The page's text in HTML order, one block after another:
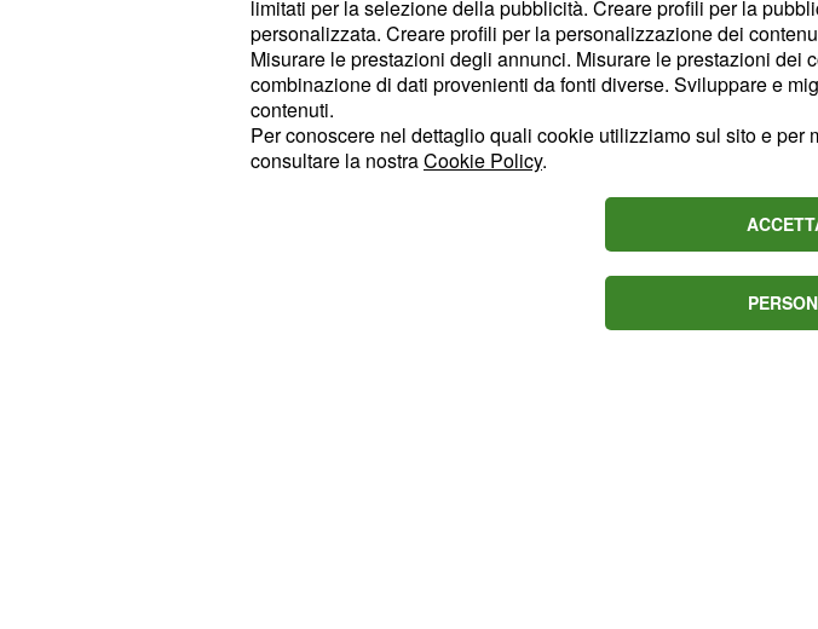
Datamedia poi certificala flessione della Lega Nord. Per il
primo istituto la Lega di Salvini perde lo 0,3 percento,
scendendo al 15,2%, per l'istituto Datamedia invece il partito
di Matteo Salvini è sceso al 14,9% (-0,1 percento rispetto
l'ultima rilevazione, mezzo punto percentuale in meno
limitati per la selezione della pubblicità. Creare profili per la
personalizzata. Creare profili per la personalizzazione dei
Misurare le prestazioni degli annunci. Misurare le prestazioni
combinazione di dati provenienti da fonti diverse. Sviluppare e
contenuti.
Per conoscere nel dettaglio quali cookie utilizziamo sul sito e
consultare la nostraCookie Policy.